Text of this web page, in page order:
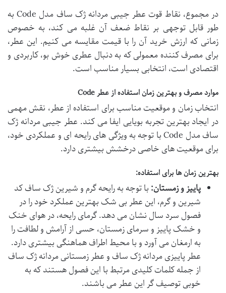
در مجموع، نقاط قوت عطر جیبی مردانه ژک ساف مدل Code به
طور قابل توجهی بر نقاط ضعف آن غلبه می کند، به خصوص
زمانی که ارزش خرید آن را با قیمت مقایسه می کنیم. این عطر،
برای مصرف کننده معمولی که به دنبال عطری خوش بو، کاربردی و
اقتصادی است، انتخابی بسیار مناسب است.
موارد مصرف و بهترین زمان استفاده از عطر Code
انتخاب زمان و موقعیت مناسب برای استفاده از عطر، نقش مهمی
در ایجاد بهترین تجربه بویایی ایفا می کند. عطر جیبی مردانه ژک
ساف مدل Code با توجه به ویژگی های رایحه ای و عملکردی خود،
برای موقعیت های خاصی درخشش بیشتری دارد.
بهترین زمان ها برای استفاده:
پاییز و زمستان: با توجه به رایحه گرم و شیرین ژک ساف کد
شیرین و گرم، این عطر بی شک بهترین عملکرد خود را در
فصول سرد سال نشان می دهد. گرمای رایحه، در هوای خنک
و خشک پاییز و سرمای زمستان، حسی از آرامش و لطافت را
به ارمغان می آورد و با محیط اطراف هماهنگی بیشتری دارد.
عطر پاییزی مردانه ژک ساف و عطر زمستانی مردانه ژک ساف
از جمله کلمات کلیدی مرتبط با این فصول هستند که به
خوبی توصیف گر این عطر می باشند.